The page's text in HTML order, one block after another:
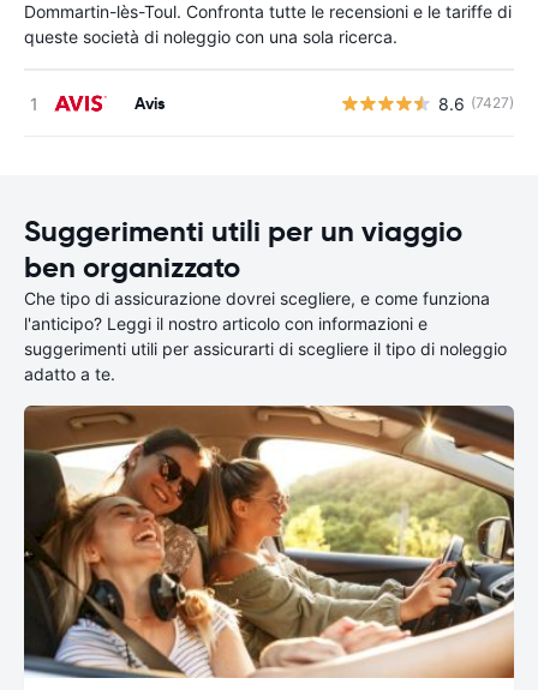
Dommartin-lès-Toul. Confronta tutte le recensioni e le tariffe di
queste società di noleggio con una sola ricerca.
Avis 8.6 (7427)
Suggerimenti utili per un viaggio
ben organizzato
Che tipo di assicurazione dovrei scegliere, e come funziona
l'anticipo? Leggi il nostro articolo con informazioni e
suggerimenti utili per assicurarti di scegliere il tipo di noleggio
adatto a te.